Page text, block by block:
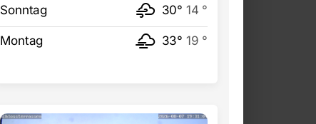
Sonntag 30° 14 °
Montag 33° 19 °